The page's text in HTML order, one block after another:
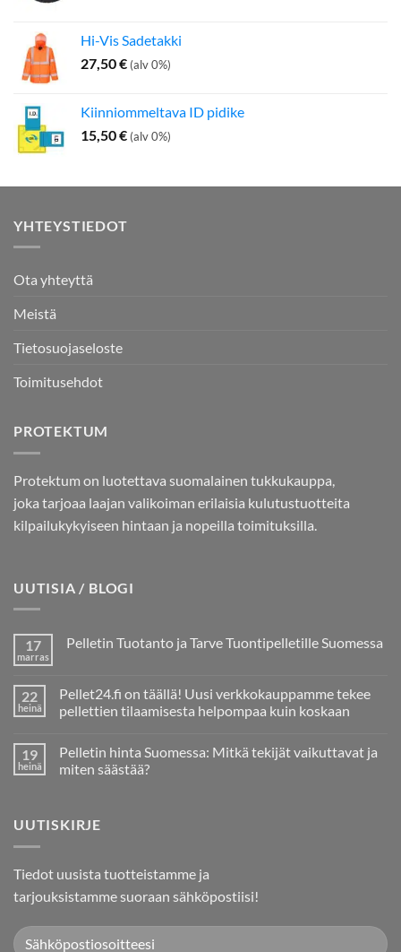
Hi-Vis Sadetakki
27,50€ (alv 0%)
Kiinniommeltava ID pidike
15,50€ (alv 0%)
YHTEYSTIEDOT
Ota yhteyttä
Meistä
Tietosuojaseloste
Toimitusehdot
PROTEKTUM
Protektum on luotettava suomalainen tukkukauppa,
joka tarjoaa laajan valikoiman erilaisia kulutustuotteita
kilpailukykyiseen hintaan ja nopeilla toimituksilla.
UUTISIA / BLOGI
17
marras
Pelletin Tuotanto ja Tarve Tuontipelletille Suomessa
Pelletin
Tuotanto
ja
Suomessa
22
heinä
Pellet24.fi on täällä! Uusi verkkokauppamme tekee
pellettien tilaamisesta helpompaa kuin koskaan
artikkeliin
Pellet24.fi
on
tekee
pellettien
koskaan
19
heinä
Pelletin hinta Suomessa: Mitkä tekijät vaikuttavat ja
miten säästää?
Pelletin
hinta
tekijät
vaikuttavat
miten
UUTISKIRJE
Tiedot uusista tuotteistamme ja
tarjouksistamme suoraan sähköpostiisi!